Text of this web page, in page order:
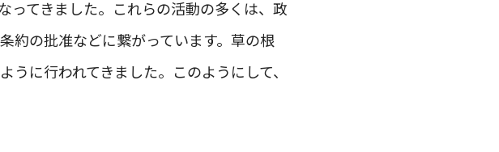
ってきました。これらの活動の多くは、政
約の批准などに繋がっています。草の根
に行われてきました。このようにして、